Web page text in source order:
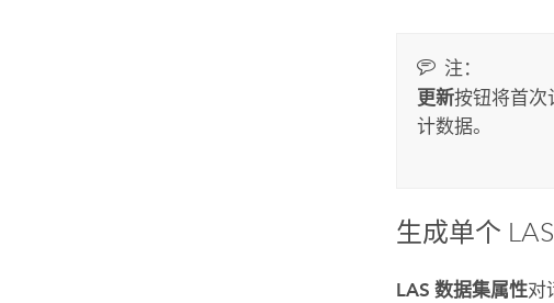
注：
更新按钮将首次
计数据。
生成单个
LAS 数据集属性对